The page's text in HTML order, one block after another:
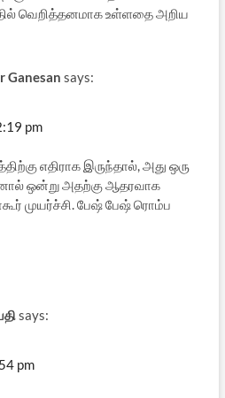
வெறித்தனமாக உள்ளதை அறிய
Ganesan says:
pm
எதிராக இருந்தால், அது ஒரு
ஒன்று அதற்கு ஆதரவாக
முயர்ச்சி. பேஷ் பேஷ் ரொம்ப
says:
pm